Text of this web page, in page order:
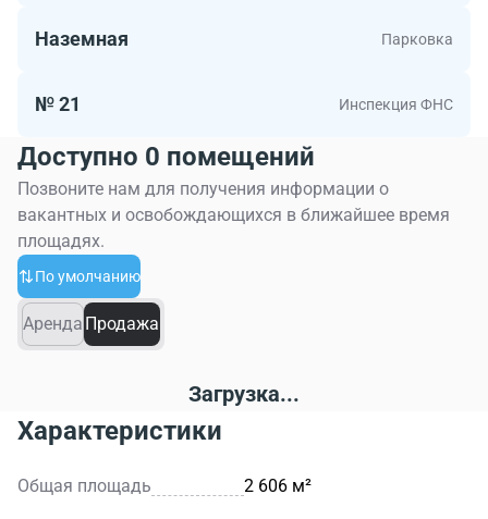
Наземная Парковка
№ 21 Инспекция ФНС
Доступно 0 помещений
Позвоните нам для получения информации о
вакантных и освобождающихся в ближайшее время
площадях.
По умолчанию
Аренда Продажа
Загрузка...
Характеристики
Общая площадь 2 606 м²